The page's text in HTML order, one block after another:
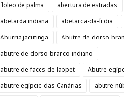
´loleo de palma
abertura de estradas
abetarda indiana
abetarda-da-Índia
Aburria jacutinga
Abutre-de-dorso-
abutre-de-dorso-branco-indiano
abutre-de-faces-de-lappet
Abutre-
abutre-egípcio-das-Canárias
abutre-